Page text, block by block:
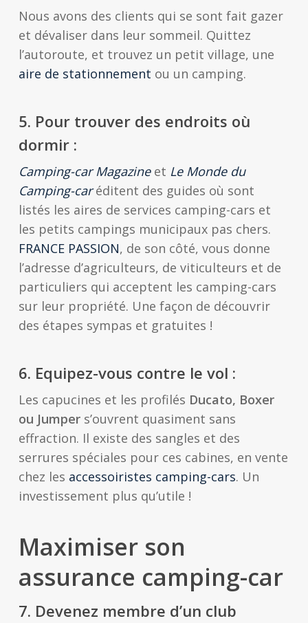
Nous avons des clients qui se sont fait gazer
et dévaliser dans leur sommeil. Quittez
l’autoroute, et trouvez un petit village, une
aire de stationnement ou un camping.
5. Pour trouver des endroits où
dormir :
Camping-car Magazineet Le Monde du
Camping-caréditent des guides où sont
listés les aires de services camping-cars et
les petits campings municipaux pas chers.
FRANCE PASSION, de son côté, vous donne
l’adresse d’agriculteurs, de viticulteurs et de
particuliers qui acceptent les camping-cars
sur leur propriété. Une façon de découvrir
des étapes sympas et gratuites !
6. Equipez-vous contre le vol :
Les capucines et les profilés Ducato, Boxer
ou Jumper s’ouvrent quasiment sans
effraction. Il existe des sangles et des
serrures spéciales pour ces cabines, en vente
chez les accessoiristes camping-cars. Un
investissement plus qu’utile !
Maximiser son
assurance camping-car
7. Devenez membre d’un club